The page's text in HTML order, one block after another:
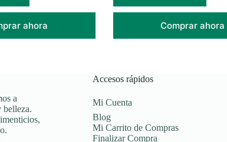
ahora Comprar ahora
a
belleza.
Accesos rápidos
Mi Cuenta
Blog
Mi Carrito de Compras
Finalizar Compra